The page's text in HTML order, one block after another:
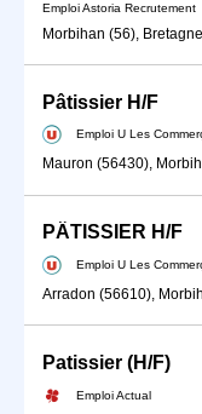
Emploi Astoria Recrutement
Morbihan (56), Bretagne
Pâtissier H/F
Emploi U Les
Mauron (56430),
PÂTISSIER H/F
Emploi U Les
Arradon (56610),
Patissier (H/F)
Emploi Actual